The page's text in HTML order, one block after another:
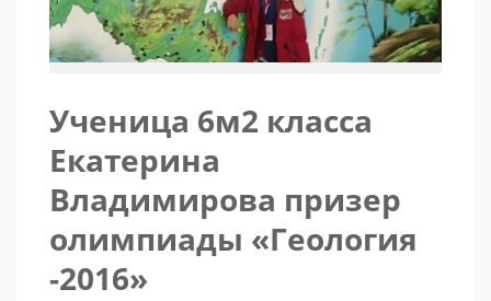
Ученица 6м2 класса
Екатерина
Владимирова призер
олимпиады «Геология
-2016»